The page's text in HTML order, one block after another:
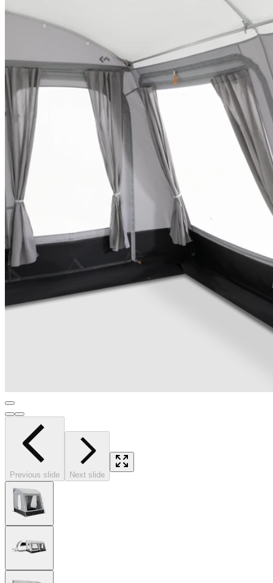
Previous slide Next slide